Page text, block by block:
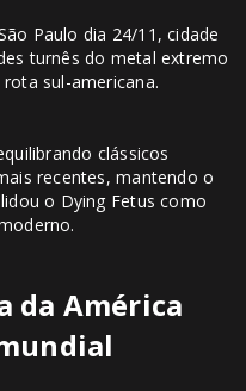
Paulo dia 24/11, cidade
turnês do metal extremo
sul-americana.
clássicos
recentes, mantendo o
o Dying Fetus como
da América